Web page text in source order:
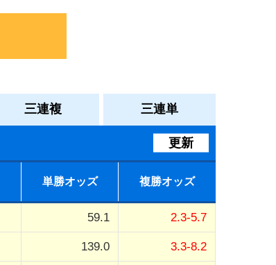
三連複 三連単
更新
単勝オッズ 複勝オッズ
59.1 2.3-5.7
139.0 3.3-8.2